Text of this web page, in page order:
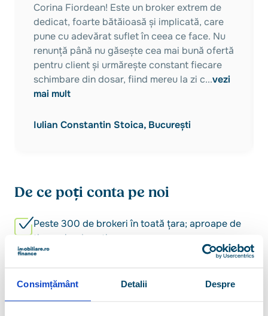
Consimțământ Detalii Despre
Corina Fiordean! Este un broker extrem de
dedicat, foarte bătăioasă și implicată, care
pune cu adevărat suflet în ceea ce face. Nu
renunță până nu găsește cea mai bună ofertă
pentru client și urmărește constant fiecare
schimbare din dosar, fiind mereu la zi c...vezi
mai mult
Iulian Constantin Stoica, București
De ce poți conta pe noi
Peste 300 de brokeri în toată țara; aproape de
tine, oriunde ești
5/5 - nu e doar o notă, e confirmarea clienților
noștri că am rămas de partea lor